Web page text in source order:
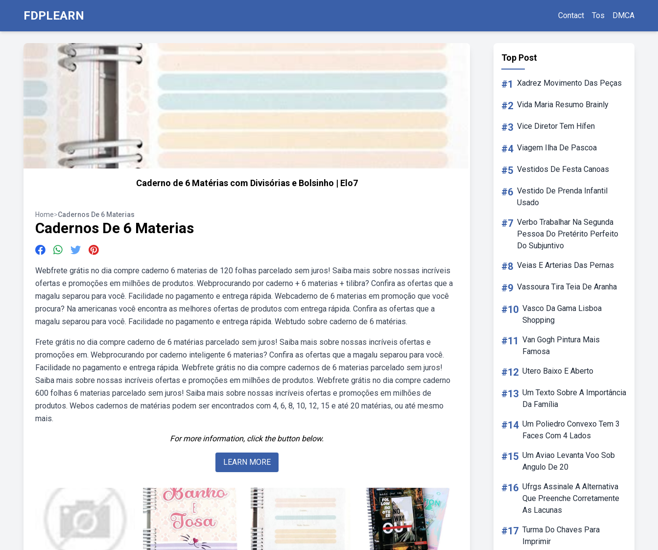
FDPLEARN Contact Tos DMCA
Caderno de 6 Matérias com Divisórias e Bolsinho | Elo7
Home>Cadernos De 6 Materias
Cadernos De 6 Materias
Webfrete grátis no dia compre caderno 6 materias de 120 folhas parcelado sem juros! Saiba mais sobre nossas incríveis
ofertas e promoções em milhões de produtos. Webprocurando por caderno + 6 materias + tilibra? Confira as ofertas que a
magalu separou para você. Facilidade no pagamento e entrega rápida. Webcaderno de 6 materias em promoção que você
procura? Na americanas você encontra as melhores ofertas de produtos com entrega rápida. Confira as ofertas que a
magalu separou para você. Facilidade no pagamento e entrega rápida. Webtudo sobre caderno de 6 matérias.
Frete grátis no dia compre caderno de 6 matérias parcelado sem juros! Saiba mais sobre nossas incríveis ofertas e
promoções em. Webprocurando por caderno inteligente 6 materias? Confira as ofertas que a magalu separou para você.
Facilidade no pagamento e entrega rápida. Webfrete grátis no dia compre cadernos de 6 materias parcelado sem juros!
Saiba mais sobre nossas incríveis ofertas e promoções em milhões de produtos. Webfrete grátis no dia compre caderno
600 folhas 6 materias parcelado sem juros! Saiba mais sobre nossas incríveis ofertas e promoções em milhões de
produtos. Webos cadernos de matérias podem ser encontrados com 4, 6, 8, 10, 12, 15 e até 20 matérias, ou até mesmo
mais.
For more information, click the button below.
LEARN MORE
Top Post
#1 Xadrez Movimento Das Peças
#2 Vida Maria Resumo Brainly
#3 Vice Diretor Tem Hífen
#4 Viagem Ilha De Pascoa
#5 Vestidos De Festa Canoas
#6 Vestido De Prenda Infantil
Usado
#7 Verbo Trabalhar Na Segunda
Pessoa Do Pretérito Perfeito
Do Subjuntivo
#8 Veias E Arterias Das Pernas
#9 Vassoura Tira Teia De Aranha
#10 Vasco Da Gama Lisboa
Shopping
#11 Van Gogh Pintura Mais
Famosa
#12 Utero Baixo E Aberto
#13 Um Texto Sobre A Importância
Da Família
#14 Um Poliedro Convexo Tem 3
Faces Com 4 Lados
#15 Um Aviao Levanta Voo Sob
Angulo De 20
#16 Ufrgs Assinale A Alternativa
Que Preenche Corretamente
As Lacunas
#17 Turma Do Chaves Para
Imprimir